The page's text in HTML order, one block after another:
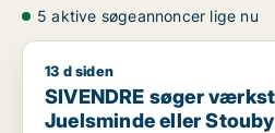
5 aktive søgeannoncer lige nu
SIVENDRE søger værksted til
13 d siden
SIVENDRE søger
Juelsminde eller